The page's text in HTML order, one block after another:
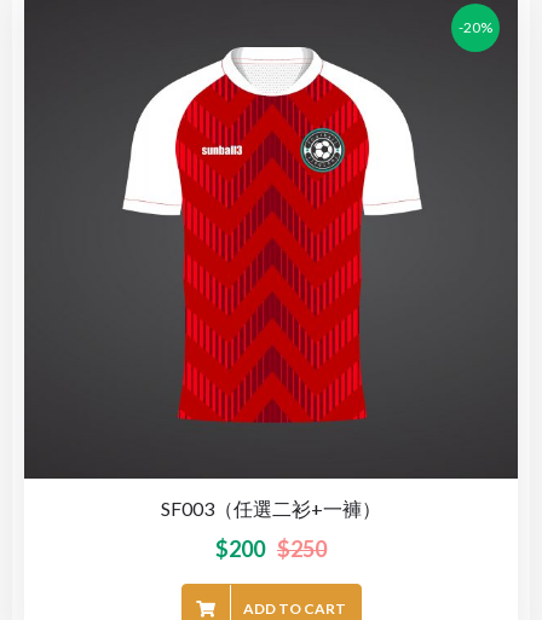
-20%
SF003（任選二衫+一褲）
$250
$200
ADD TO CART